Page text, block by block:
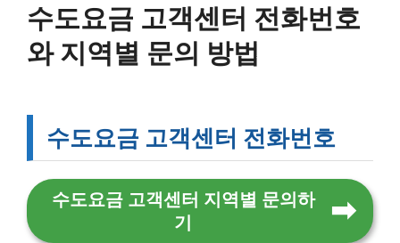
수도요금 고객센터 전화번호
와 지역별 문의 방법
수도요금 고객센터 전화번호
수도요금 고객센터 지역별 문의하
기